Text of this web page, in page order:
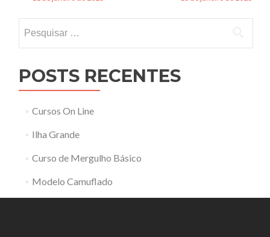
posts
por:
POSTS RECENTES
Cursos On Line
Ilha Grande
Curso de Mergulho Básico
Modelo Camuflado